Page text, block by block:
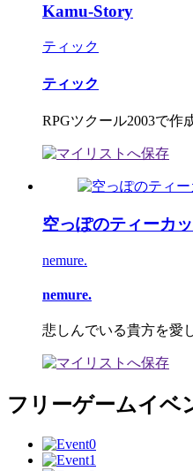
Kamu-Story
ティック
ティック
RPGツクール2003で作
空っぽのティーカ
nemure.
nemure.
悲しんでいる貴方を愛
フリーゲームイベ